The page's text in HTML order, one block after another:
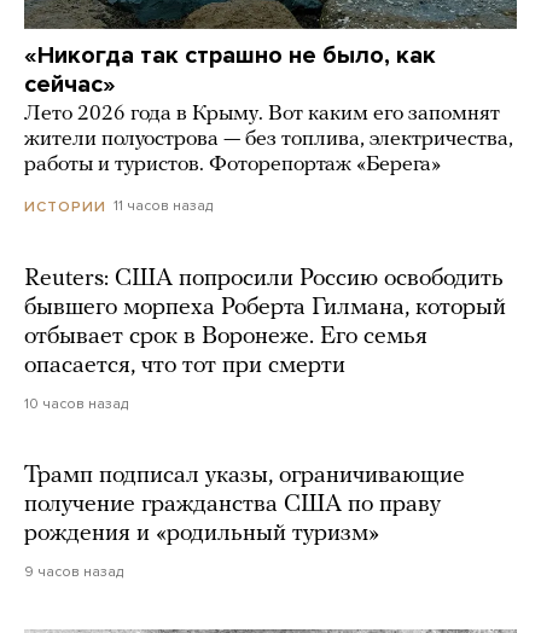
«Никогда так страшно не было, как
сейчас»
Лето 2026 года в Крыму. Вот каким его запомнят
жители полуострова — без топлива, электричества,
работы и туристов. Фоторепортаж «Берега»
ИСТОРИИ 11 часов назад
Reuters: США попросили Россию освободить
бывшего морпеха Роберта Гилмана, который
отбывает срок в Воронеже. Его семья
опасается, что тот при смерти
10 часов назад
Трамп подписал указы, ограничивающие
получение гражданства США по праву
рождения и «родильный туризм»
9 часов назад